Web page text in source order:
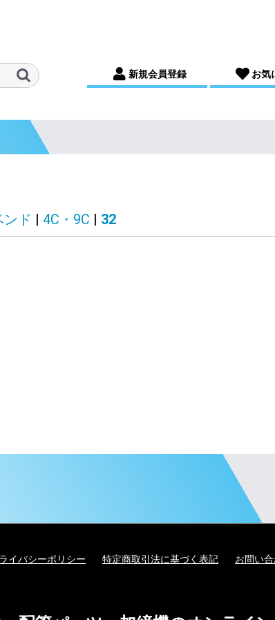
新規会員登録 お気
ド | 4C・9C | 32
イバシーポリシー 特定商取引法に基づく表記 お問い